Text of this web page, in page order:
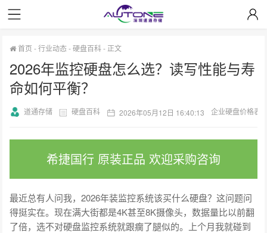
首页 -行业动态-硬盘百科- 正文
2026年监控硬盘怎么选？读写性能与寿
命如何平衡？
道通存储 硬盘百科 2026年05月12日 16:40:13 企业硬盘价格表
希捷国行 原装正品 欢迎采购咨询
最近总有人问我，2026年装监控系统该买什么硬盘？这问题问
得挺实在。现在满大街都是4K甚至8K摄像头，数据量比以前翻
了倍，选不对硬盘监控系统就跟瘸了腿似的。上个月我就碰到